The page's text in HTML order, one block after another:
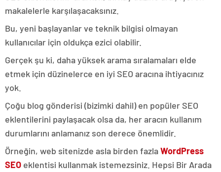
makalelerle karşılaşacaksınız.
Bu, yeni başlayanlar ve teknik bilgisi olmayan
kullanıcılar için oldukça ezici olabilir.
Gerçek şu ki, daha yüksek arama sıralamaları elde
etmek için düzinelerce en iyi SEO aracına ihtiyacınız
yok.
Çoğu blog gönderisi (bizimki dahil) en popüler SEO
eklentilerini paylaşacak olsa da, her aracın kullanım
durumlarını anlamanız son derece önemlidir.
Örneğin, web sitenizde asla birden fazlaWordPress
SEO eklentisi kullanmak istemezsiniz. Hepsi Bir Arada